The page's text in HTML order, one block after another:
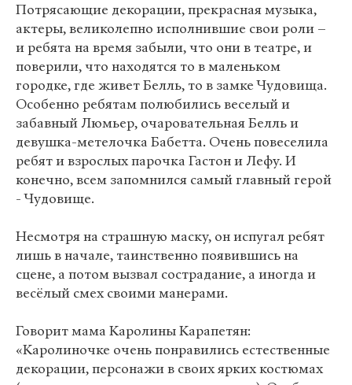
Потрясающие декорации, прекрасная музыка,
актеры, великолепно исполнившие свои роли –
и ребята на время забыли, что они в театре, и
поверили, что находятся то в маленьком
городке, где живет Белль, то в замке Чудовища.
Особенно ребятам полюбились веселый и
забавный Люмьер, очаровательная Белль и
девушка-метелочка Бабетта. Очень повеселила
ребят и взрослых парочка Гастон и Лефу. И
конечно, всем запомнился самый главный герой
- Чудовище.
Несмотря на страшную маску, он испугал ребят
лишь в начале, таинственно появившись на
сцене, а потом вызвал сострадание, а иногда и
весёлый смех своими манерами.
Говорит мама Каролины Карапетян:
«Каролиночке очень понравились естественные
декорации, персонажи в своих ярких костюмах